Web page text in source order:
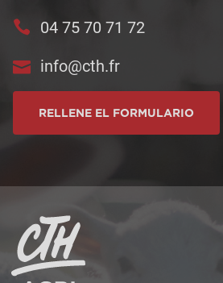
04 75 70 71 72
info@cth.fr
RELLENE EL FORMULARIO